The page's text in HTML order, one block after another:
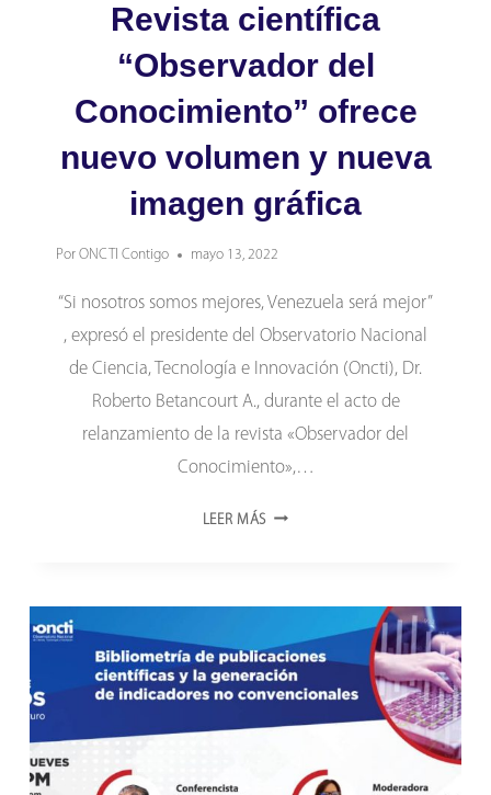
Revista científica
“Observador del
Conocimiento” ofrece
nuevo volumen y nueva
imagen gráfica
Por ONCTI Contigo mayo 13, 2022
“Si nosotros somos mejores, Venezuela será mejor”
, expresó el presidente del Observatorio Nacional
de Ciencia, Tecnología e Innovación (Oncti), Dr.
Roberto Betancourt A., durante el acto de
relanzamiento de la revista «Observador del
Conocimiento»,…
LEER MÁS REVISTA
CONOCIMIENTO”
OFRECE
NUEVO
VOLUMEN
Y
IMAGEN